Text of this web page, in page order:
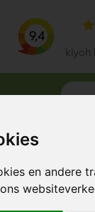
en andere
9,4
kiyoh
in folie